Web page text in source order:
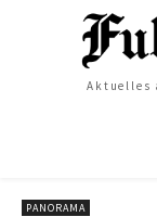
Aktuelles
PANORAMA